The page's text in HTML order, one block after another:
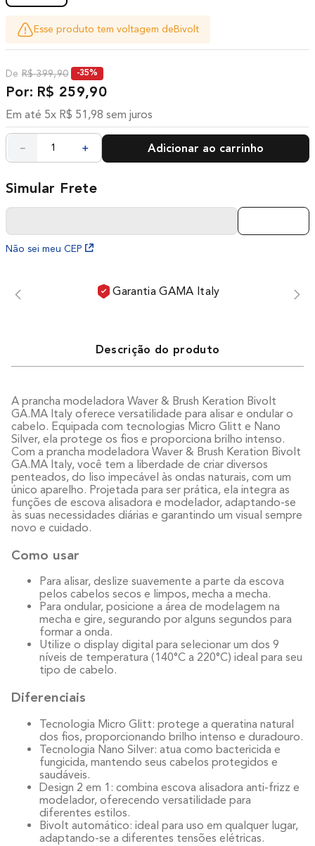
Esse produto tem voltagem deBivolt
R$ 399,90 -35%
R$ 259,90
Em até 5x R$ 51 ,98 sem juros
＋
－ Adicionar ao carrinho
Não sei meu CEP
Garantia GAMA Italy
Descrição do produto
A prancha modeladora Waver & Brush Keration Bivolt
GA.MA Italy oferece versatilidade para alisar e ondular o
cabelo. Equipada com tecnologias Micro Glitt e Nano
Silver, ela protege os fios e proporciona brilho intenso.
Com a prancha modeladora Waver & Brush Keration Bivolt
GA.MA Italy, você tem a liberdade de criar diversos
penteados, do liso impecável às ondas naturais, com um
único aparelho. Projetada para ser prática, ela integra as
funções de escova alisadora e modelador, adaptando-se
às suas necessidades diárias e garantindo um visual sempre
novo e cuidado.
Como usar
Para alisar, deslize suavemente a parte da escova
pelos cabelos secos e limpos, mecha a mecha.
Para ondular, posicione a área de modelagem na
mecha e gire, segurando por alguns segundos para
formar a onda.
Utilize o display digital para selecionar um dos 9
níveis de temperatura (140°C a 220°C) ideal para seu
tipo de cabelo.
Diferenciais
Tecnologia Micro Glitt: protege a queratina natural
dos fios, proporcionando brilho intenso e duradouro.
Tecnologia Nano Silver: atua como bactericida e
fungicida, mantendo seus cabelos protegidos e
saudáveis.
Design 2 em 1: combina escova alisadora anti-frizz e
modelador, oferecendo versatilidade para
diferentes estilos.
Bivolt automático: ideal para uso em qualquer lugar,
adaptando-se a diferentes tensões elétricas.